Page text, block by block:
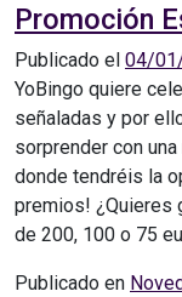
Promoción
Publicado el 04/
YoBingo quiere
señaladas y por
sorprender con
donde tendréis la
premios! ¿Quieres
de 200, 100 o 75
Publicado en